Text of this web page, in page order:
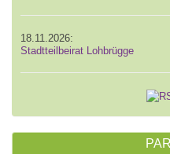
18.11.2026:
Stadtteilbeirat Lohbrügge